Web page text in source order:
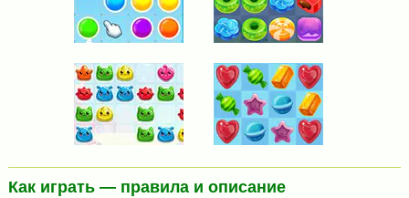
Как играть — правила и описание